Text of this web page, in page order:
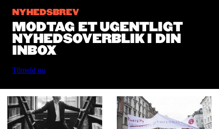
NYHEDSBREV
MODTAG ET UGENTLIGT
NYHEDSOVERBLIK I DIN
INBOX
Tilmeld nu